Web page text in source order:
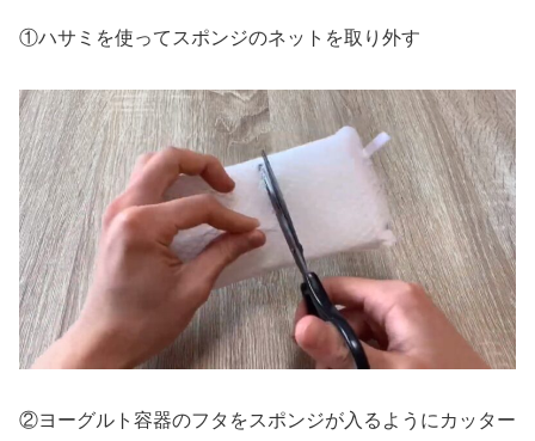
①ハサミを使ってスポンジのネットを取り外す
②ヨーグルト容器のフタをスポンジが入るようにカッター